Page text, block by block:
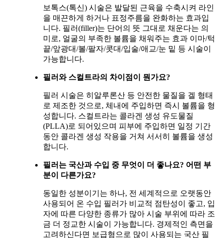
보톡스(톡신) 시술은 발달된 근육을 수축시켜 라인
을 매끈하게 하거나 표정주름을 완화하는 효과입
니다. 필러(filler)는 단어의 뜻 그대로 채운다는 의
미로, 얼굴의 부족한 볼륨을 채워주는 효과 이마/턱
끝/앞광대/볼/팔자/콧대/입술/애교/눈 밑 등 시술이
가능합니다.
필러와 스컬트라의 차이점이 뭔가요?
필러 시술은 히알루론산 등 안전한 물질을 겔 형태
로 제조한 것으로, 체내에 주입하면 즉시 볼륨을 형
성합니다. 스컬트라는 콜라겐 생성 유도물질
(PLLA)로 되어있으며 피부에 주입하면 일정 기간
동안 콜라겐 생성 작용을 거쳐 서서히 볼륨을 생성
합니다.
필러는 국산과 수입 중 무엇이 더 좋나요? 어떤 부
분이 다른가요?
동일한 성분이기는 하나, 전 세계적으로 오랫동안
사용되어 온 수입 필러가 비교적 점탄성이 좋고, 입
자에 따른 다양한 종류가 많아 시술 부위에 따라 조
금 더 정교한 시술이 가능합니다. 경제적인 측면을
고려하신다면 보급형으로 많이 사용되는 국산 필